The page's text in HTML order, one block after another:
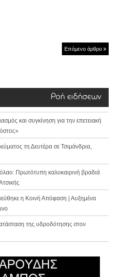
Επόμενο άρθρο
Ροή ειδήσεων
και συγκίνηση για την επετειακή
τη Δευτέρα σε Τσιμάνδρια,
Πρωτότυπη καλοκαιρινή βραδιά
η Κοινή Απόφαση | Αυξημένα
της υδροδότησης στον